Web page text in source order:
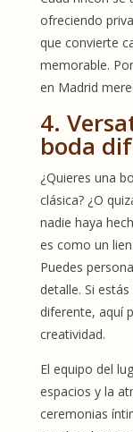
ofreciendo
que convierte
memorable.
en Madrid
4.
boda
¿Quieres una
clásica? ¿O
nadie haya
es como un
Puedes
detalle. Si
diferente, aquí
creatividad.
El equipo del
espacios y la
ceremonias